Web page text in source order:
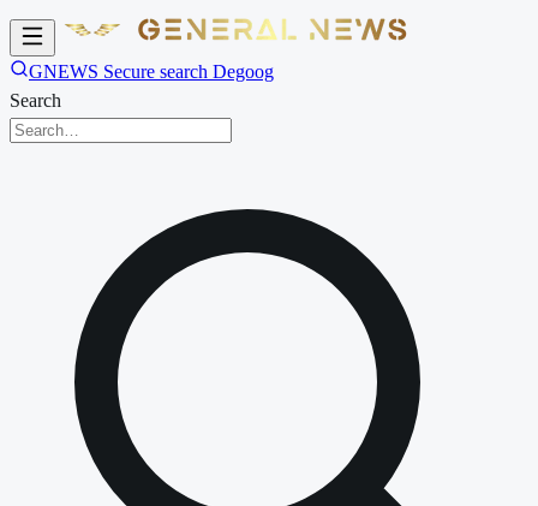
GNEWS Secure search Degoog
Search